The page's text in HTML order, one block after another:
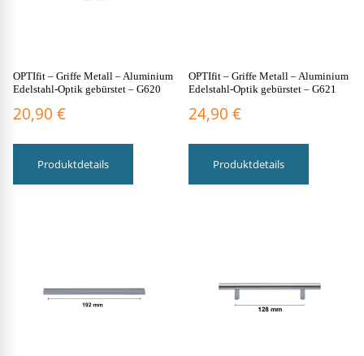
OPTIfit – Griffe Metall – Aluminium
Edelstahl-Optik gebürstet – G620
20,90 €
Produktdetails
OPTIfit – Griffe Metall – Aluminium
Edelstahl-Optik gebürstet – G621
24,90€
Produktdetails